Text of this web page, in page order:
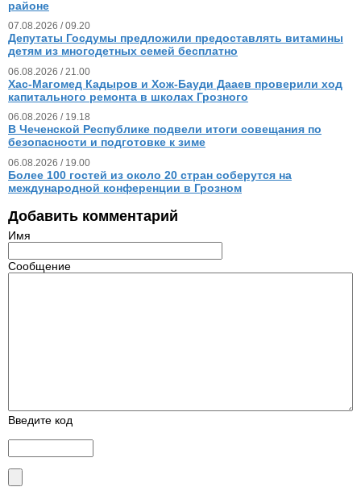
районе
07.08.2026 / 09.20
Депутаты Госдумы предложили предоставлять витамины
детям из многодетных семей бесплатно
06.08.2026 / 21.00
Хас-Магомед Кадыров и Хож-Бауди Дааев проверили ход
капитального ремонта в школах Грозного
06.08.2026 / 19.18
В Чеченской Республике подвели итоги совещания по
безопасности и подготовке к зиме
06.08.2026 / 19.00
Более 100 гостей из около 20 стран соберутся на
международной конференции в Грозном
Добавить комментарий
Имя
Сообщение
Введите код